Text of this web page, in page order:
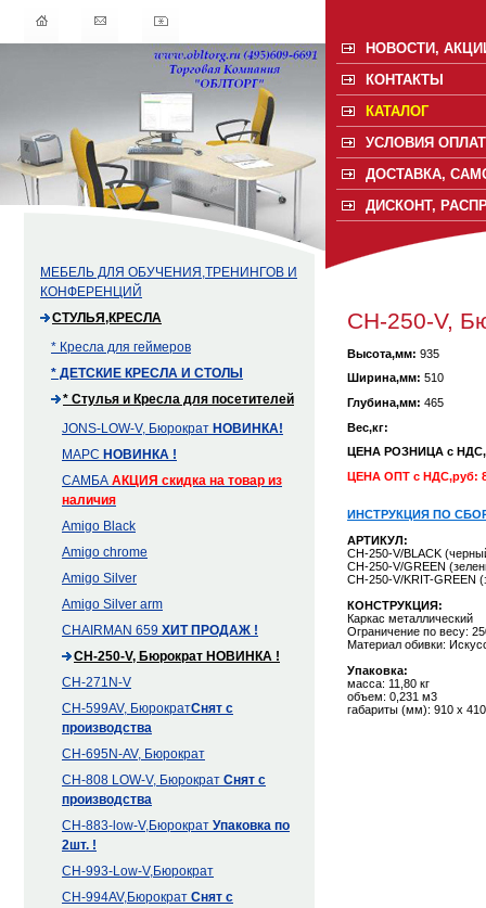
МЕБЕЛЬ ДЛЯ ОБУЧЕНИЯ,ТРЕНИНГОВ И
КОНФЕРЕНЦИЙ
СТУЛЬЯ,КРЕСЛА
* Кресла для геймеров
* ДЕТСКИЕ КРЕСЛА И СТОЛЫ
* Стулья и Кресла для посетителей
JONS-LOW-V, Бюрократ НОВИНКА!
МАРС НОВИНКА !
САМБА АКЦИЯ скидка на товар из
наличия
Amigo Black
Amigo chrome
Amigo Silver
Amigo Silver arm
CHAIRMAN 659 ХИТ ПРОДАЖ !
CH-250-V, Бюрократ НОВИНКА !
CH-271N-V
CH-599AV, БюрократСнят с
производства
CH-695N-AV, Бюрократ
CH-808 LOW-V, Бюрократ Снят с
производства
CH-883-low-V,Бюрократ Упаковка по
2шт. !
CH-993-Low-V,Бюрократ
CH-994AV,Бюрократ Снят с
НОВОСТИ,
КОНТАКТЫ
КАТАЛОГ
УСЛОВИЯ
ДОСТАВКА,
ДИСКОНТ,
CH-250-V,
Высота,мм: 935
Ширина,мм: 510
Глубина,мм: 465
Вес,кг:
ЦЕНА РОЗНИЦА с
ЦЕНА ОПТ с НДС,руб:
ИНСТРУКЦИЯ ПО
АРТИКУЛ:
CH-250-V/BLACK
CH-250-V/GREEN
CH-250-V/KRIT-GREEN
КОНСТРУКЦИЯ:
Каркас металлический
Ограничение по весу:
Материал обивки:
Упаковка:
масса: 11,80 кг
объем: 0,231 м3
габариты (мм): 910 х